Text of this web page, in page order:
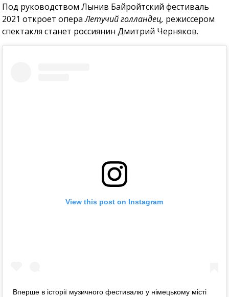
Под руководством Лынив Байройтский фестиваль
2021 откроет операЛетучий голландец, режиссером
спектакля станет россиянин Дмитрий Черняков.
View this post on Instagram
Вперше в історії музичного фестивалю у німецькому місті